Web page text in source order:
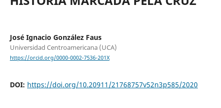
José Ignacio González Faus
Universidad Centroamericana (UCA)
https://orcid.org/0000-0002-7536-201X
DOI: https://doi.org/10.20911/21768757v52n3p585/2020